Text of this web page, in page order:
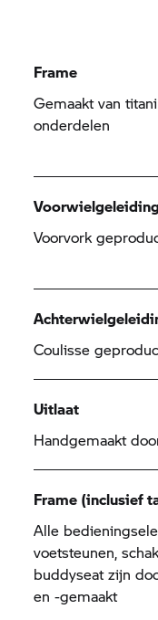
Frame
Gemaakt van
onderdelen
Voorwielgeleiding
Voorvork
Coulisse
Uitlaat
Handgemaakt
Frame (inclusief
Alle
voetsteunen,
buddyseat zijn
en -gemaakt